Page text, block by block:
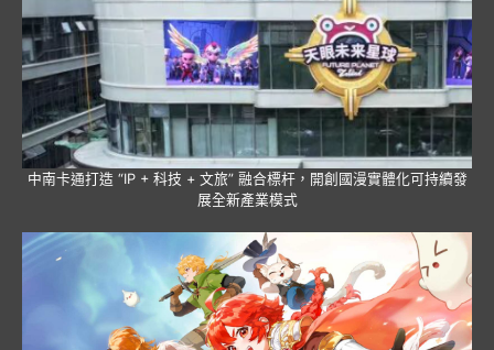
中南卡通打造 “IP + 科技 + 文旅” 融合標杆，開創國漫實體化可持續發
展全新產業模式